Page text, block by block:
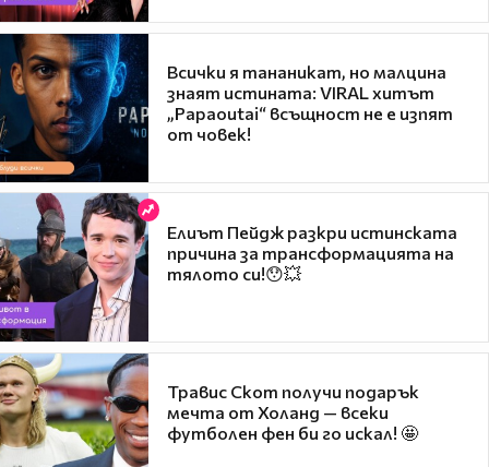
Всички я тананикат, но малцина
знаят истината: VIRAL хитът
„Papaoutai“ всъщност не е изпят
от човек!
Елиът Пейдж разкри истинската
причина за трансформацията на
тялото си!😯💥
Травис Скот получи подарък
мечта от Холанд — всеки
футболен фен би го искал! 🤩